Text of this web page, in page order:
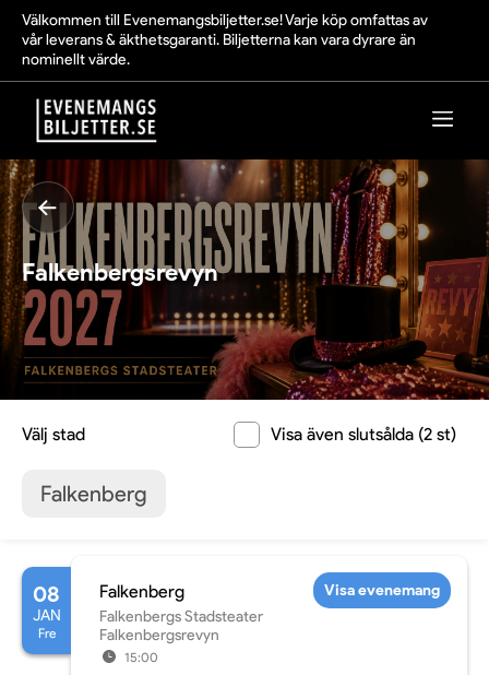
Välkommen till Evenemangsbiljetter.se! Varje köp omfattas av
vår leverans & äkthetsgaranti. Biljetterna kan vara dyrare än
nominellt värde.
Falkenbergsrevyn
Välj stad Visa även slutsålda (2 st)
Falkenberg
08
JAN
Fre
Falkenberg
Falkenbergs Stadsteater
Falkenbergsrevyn
15:00
Visa evenemang